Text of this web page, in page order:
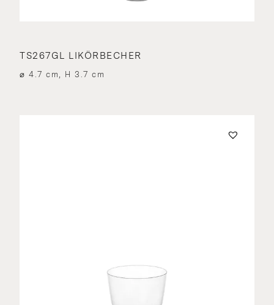
TS267GL LIKÖRBECHER
⌀ 4.7 cm, H 3.7 cm